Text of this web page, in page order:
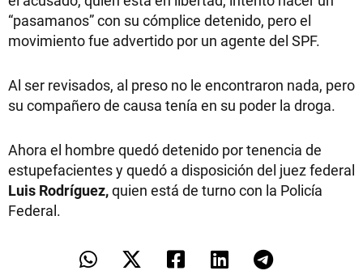
“pasamanos” con su cómplice detenido, pero el
movimiento fue advertido por un agente del SPF.
Al ser revisados, al preso no le encontraron nada, pero
su compañero de causa tenía en su poder la droga.
Ahora el hombre quedó detenido por tenencia de
estupefacientes y quedó a disposición del juez federal
Luis Rodríguez,quien está de turno con la Policía
Federal.